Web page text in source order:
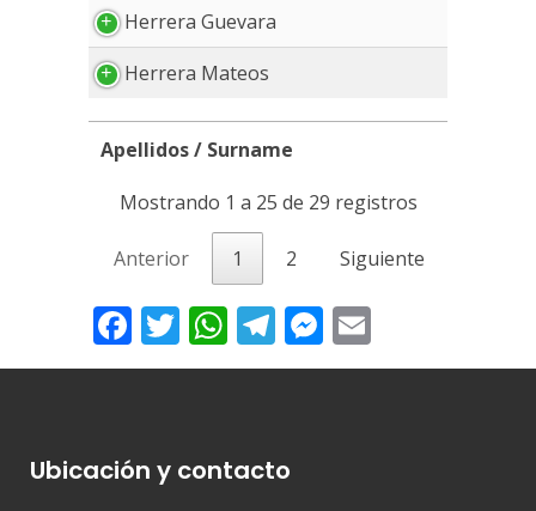
Herrera Guevara
Herrera Mateos
Apellidos / Surname
Mostrando 1 a 25 de 29 registros
Anterior 1 2 Siguiente
Facebook
Twitter
WhatsApp
Telegram
Messenger
Ubicación y contacto